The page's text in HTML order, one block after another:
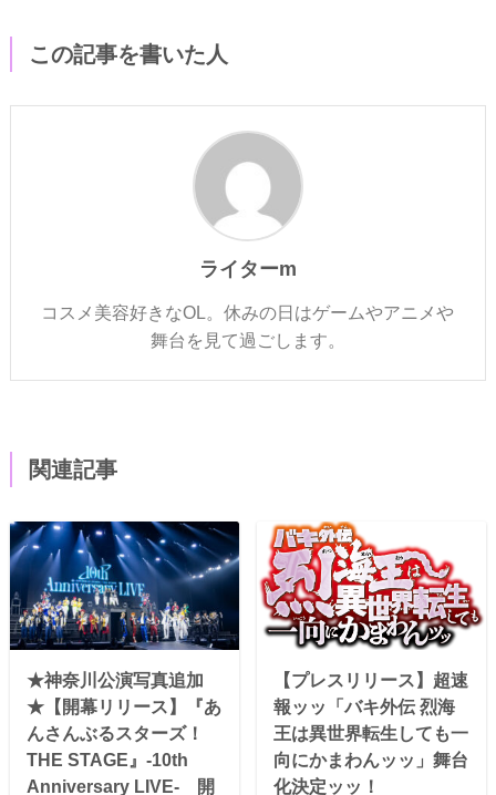
この記事を書いた人
ライターm
コスメ美容好きなOL。休みの日はゲームやアニメや
舞台を見て過ごします。
関連記事
★神奈川公演写真追加
★【開幕リリース】『あ
んさんぶるスターズ！
THE STAGE』-10th
Anniversary LIVE- 開
【プレスリリース】超速
報ッッ「バキ外伝 烈海
王は異世界転生しても一
向にかまわんッッ」舞台
化決定ッッ！